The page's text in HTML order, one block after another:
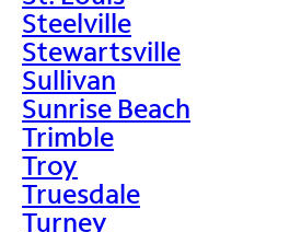
Steelville
Stewartsville
Sullivan
Sunrise Beach
Trimble
Troy
Truesdale
Turney